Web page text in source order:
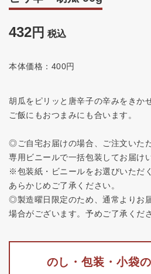
432 税込
本体価格：400円
胡瓜をピリッと唐辛子の辛みをきか
ご飯にもおつまみにも合います。
◎ご自宅お届けの場合、ご注文いた
専用ビニールで一括包装してお届け
※包装紙・ビニールをお選びいただ
あらかじめご了承ください。
◎製造曜日限定のため、通常よりお
場合がございます。予めご了承くだ
のし・包装・小袋